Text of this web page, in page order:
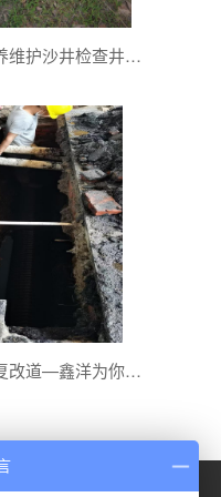
排水管网保养维护沙井检查井清理—是预防城市积水内涝
管道开挖修复改道—鑫洋为你排忧解难